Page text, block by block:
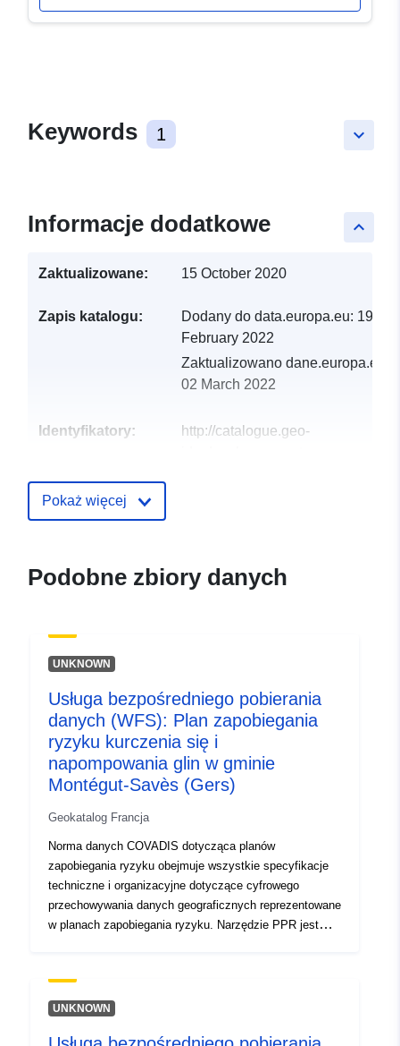
keyboard_arrow_down
Keywords 1
keyboard_arrow_up
Informacje dodatkowe
Zaktualizowane: 15 October 2020
Zapis katalogu: Dodany do data.europa.eu: 19
February 2022
Zaktualizowano dane.europa.eu:
02 March 2022
Identyfikatory:
http://catalogue.geo-
uriRef:
http://data.europa.eu/88u/dataset/
Typ:
http://inspire.ec.europa.eu/
codelist/ResourceType/services
Pokaż więcej
Podobne zbiory danych
UNKNOWN
Usługa bezpośredniego pobierania
danych (WFS): Plan zapobiegania
ryzyku kurczenia się i
napompowania glin w gminie
Montégut-Savès (Gers)
Geokatalog Francja
Norma danych COVADIS dotycząca planów
zapobiegania ryzyku obejmuje wszystkie specyfikacje
techniczne i organizacyjne dotyczące cyfrowego
przechowywania danych geograficznych reprezentowane
w planach zapobiegania ryzyku. Narzędzie PPR jest
pożarami i zapobieganiu poważnym zagrożeniom.
Opracowanie RPP leży w gestii państwa. O tym
UNKNOWN